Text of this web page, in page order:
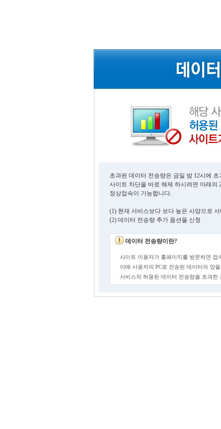
초과된 데이터 전송량은 금일 밤 12시에
사이트 차단을 바로 해제 하시려면 아래의
정상접속이 가능합니다.
(1) 현재 서비스보다 보다 높은 사양으로
(2) 데이터 전송량 추가 옵션을 신청
데이터 전송량이란?
사이트 이용자가 홈페이지를 방문하면 접
이때 사용자의 PC로 전송된 데이터의 양
서비스의 허용된 데이터 전송량을 초과